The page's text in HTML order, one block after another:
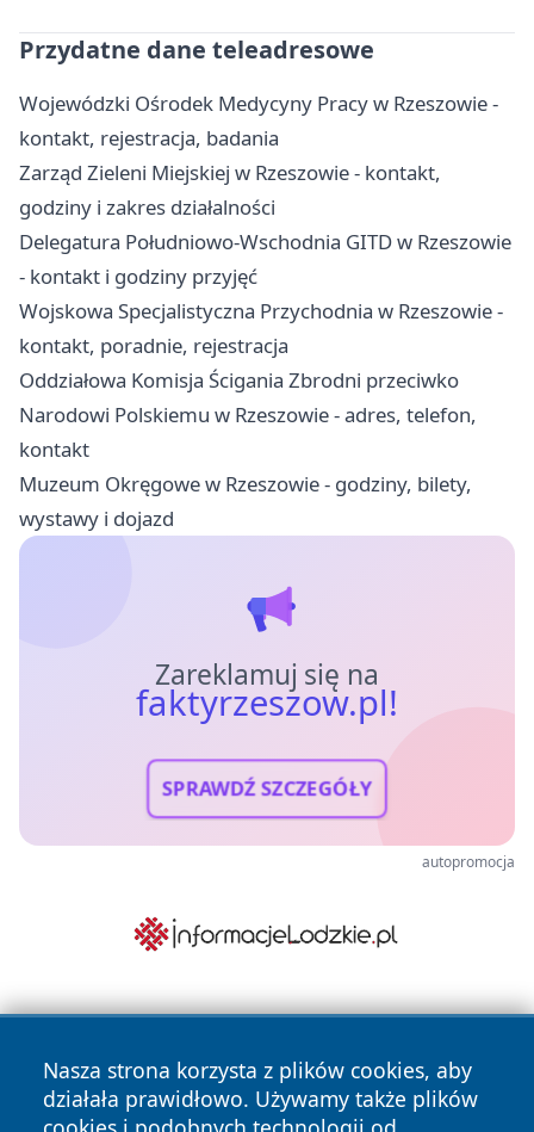
Przydatne dane teleadresowe
Wojewódzki Ośrodek Medycyny Pracy w Rzeszowie -
kontakt, rejestracja, badania
Zarząd Zieleni Miejskiej w Rzeszowie - kontakt,
godziny i zakres działalności
Delegatura Południowo-Wschodnia GITD w Rzeszowie
- kontakt i godziny przyjęć
Wojskowa Specjalistyczna Przychodnia w Rzeszowie -
kontakt, poradnie, rejestracja
Oddziałowa Komisja Ścigania Zbrodni przeciwko
Narodowi Polskiemu w Rzeszowie - adres, telefon,
kontakt
Muzeum Okręgowe w Rzeszowie - godziny, bilety,
wystawy i dojazd
Zareklamuj się na
faktyrzeszow.pl!
SPRAWDŹ SZCZEGÓŁY
autopromocja
Nasza strona korzysta z plików cookies, aby
działała prawidłowo. Używamy także plików